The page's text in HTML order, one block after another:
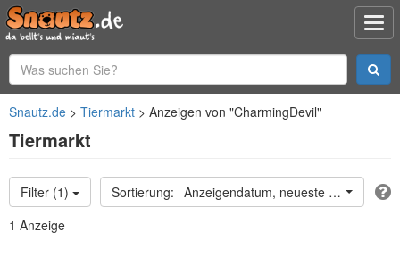
Snautz.de Tiermarkt Anzeigen von "CharmingDevil"
Tiermarkt
Filter (1)
Anzeigendatum, neueste oben
1 Anzeige